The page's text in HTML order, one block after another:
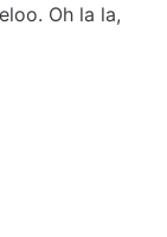
Oh la la,